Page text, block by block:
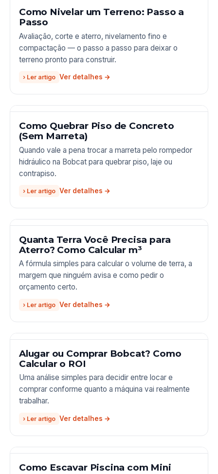
Como Nivelar um Terreno: Passo a
Passo
Avaliação, corte e aterro, nivelamento fino e
compactação — o passo a passo para deixar o
terreno pronto para construir.
› Ler artigo
Como Quebrar Piso de Concreto
(Sem Marreta)
Quando vale a pena trocar a marreta pelo rompedor
hidráulico na Bobcat para quebrar piso, laje ou
contrapiso.
› Ler artigo
Quanta Terra Você Precisa para
Aterro? Como Calcular m³
A fórmula simples para calcular o volume de terra, a
margem que ninguém avisa e como pedir o
orçamento certo.
› Ler artigo
Alugar ou Comprar Bobcat? Como
Calcular o ROI
Uma análise simples para decidir entre locar e
comprar conforme quanto a máquina vai realmente
trabalhar.
› Ler artigo
Como Escavar Piscina com Mini